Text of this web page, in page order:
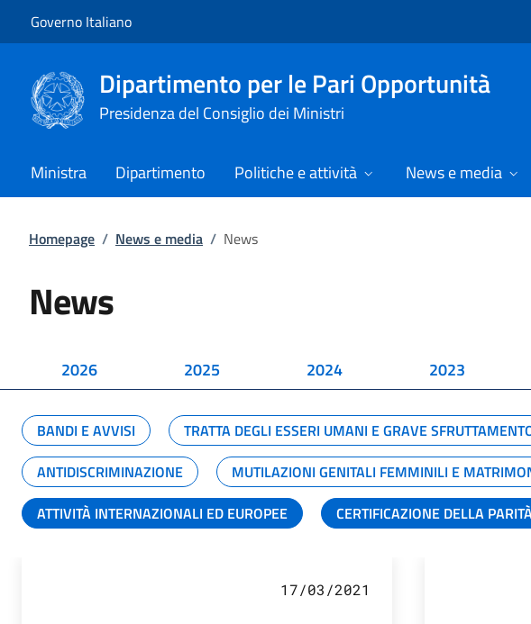
Governo Italiano
Dipartimento per le Pari Opportunità
Presidenza del Consiglio dei Ministri
Ministra Dipartimento Politiche e attività News e media
Homepage / News e media / News
News
2026 2025 2024 2023
BANDI E AVVISI TRATTA DEGLI ESSERI UMANI E GRAVE
ANTIDISCRIMINAZIONE
MUTILAZIONI GENITALI FEMMINILI E
ATTIVITÀ INTERNAZIONALI ED EUROPEE
CERTIFICAZIONE DELLA
17/03/2021